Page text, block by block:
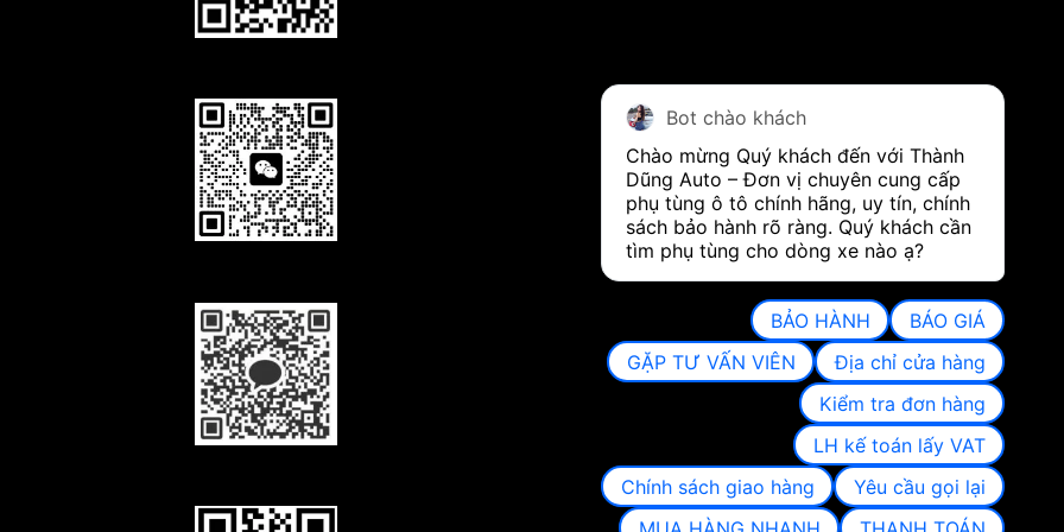
Bot chào khách
Chào mừng Quý khách đến với Thành
Dũng Auto – Đơn vị chuyên cung cấp
phụ tùng ô tô chính hãng, uy tín, chính
sách bảo hành rõ ràng. Quý khách cần
tìm phụ tùng cho dòng xe nào ạ?
BẢO HÀNH
BÁO GIÁ
GẶP TƯ VẤN VIÊN
Địa chỉ cửa hàng
Kiểm tra đơn hàng
LH kế toán lấy VAT
Chính sách giao hàng
Yêu cầu gọi lại